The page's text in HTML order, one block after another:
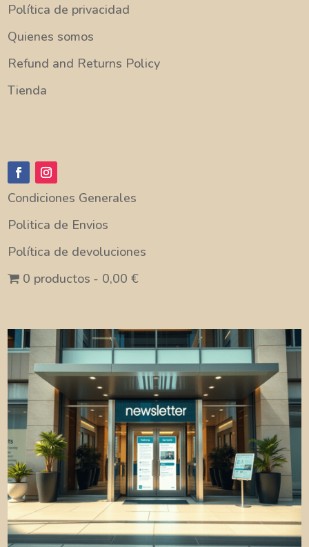
Política de privacidad
Quienes somos
Refund and Returns Policy
Tienda
Condiciones Generales
Politica de Envios
Política de devoluciones
0 productos
0,00 €